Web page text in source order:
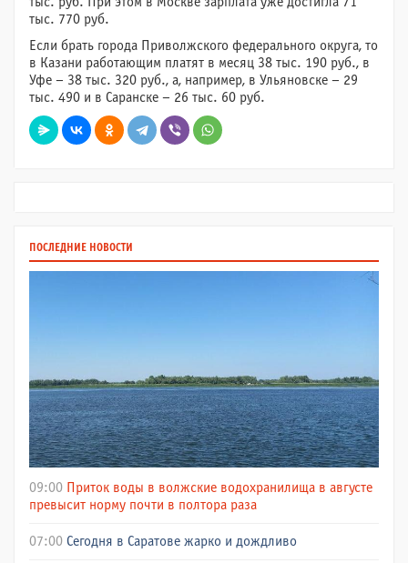
тыс. 770 руб.
Если брать города Приволжского федерального округа, то
в Казани работающим платят в месяц 38 тыс. 190 руб., в
Уфе – 38 тыс. 320 руб., а, например, в Ульяновске – 29
тыс. 490 и в Саранске – 26 тыс. 60 руб.
ПОСЛЕДНИЕ НОВОСТИ
09:00 Приток воды в волжские водохранилища в августе
превысит норму почти в полтора раза
07:00 Сегодня в Саратове жарко и дождливо